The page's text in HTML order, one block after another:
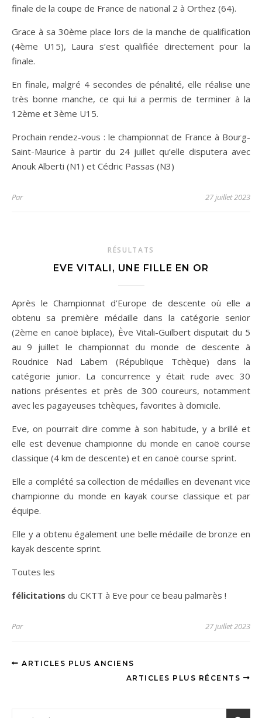
finale de la coupe de France de national 2 à Orthez (64).
Grace à sa 30ème place lors de la manche de qualification
(4ème U15), Laura s’est qualifiée directement pour la
finale.
En finale, malgré 4 secondes de pénalité, elle réalise une
très bonne manche, ce qui lui a permis de terminer à la
12ème et 3ème U15.
Prochain rendez-vous : le championnat de France à Bourg-
Saint-Maurice à partir du 24 juillet qu’elle disputera avec
Anouk Alberti (N1) et Cédric Passas (N3)
Par 27 juillet 2023
RÉSULTATS
EVE VITALI, UNE FILLE EN OR
Après le Championnat d’Europe de descente où elle a
obtenu sa première médaille dans la catégorie senior
(2ème en canoë biplace), Ève Vitali-Guilbert disputait du 5
au 9 juillet le championnat du monde de descente à
Roudnice Nad Labem (République Tchèque) dans la
catégorie junior. La concurrence y était rude avec 30
nations présentes et près de 300 coureurs, notamment
avec les pagayeuses tchèques, favorites à domicile.
Eve, on pourrait dire commeà son habitude, y a brillé et
elle est devenue championne du monde en canoë course
classique (4 km de descente) et en canoë course sprint.
Elle a complété sa collection de médailles en devenant vice
championne du monde en kayak course classique et par
équipe.
Elle y a obtenu également une belle médaille de bronze en
kayak descente sprint.
Toutes les
félicitations du CKTT à Eve pour ce beau palmarès !
Par 27 juillet 2023
ARTICLES PLUS ANCIENS
ARTICLES PLUS RÉCENTS